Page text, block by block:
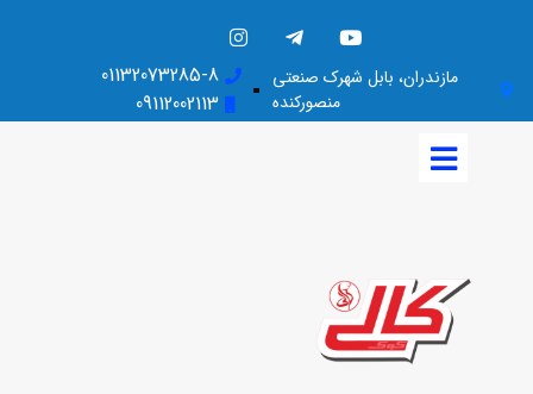
مازندران، بابل شهرک صنعتی
منصورکنده
01132073285-8
09112002113